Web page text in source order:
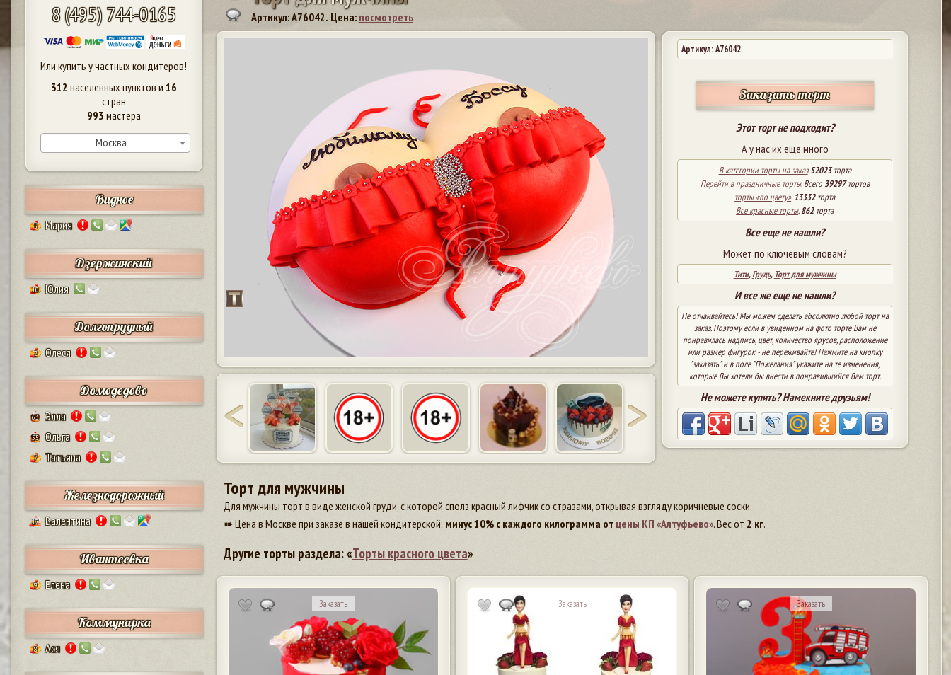
8 (495) 744-0165
Или купить у частных кондитеров!
312 населенных пунктов и 16
стран
993 мастера
Москва
Видное
5 Мария
Дзержинский
10 Юлия
Долгопрудный
2 Олеся
Домодедово
63 Элла
55 Ольга
7 Татьяна
Железнодорожный
17 Валентина
Ивантеевка
9 Елена
Коммунарка
8 Ася
Артикул: A76042. Цена: посмотреть
Артикул: A76042.
Заказать торт
Этот торт не подходит?
А у нас их еще много
В категории торты на заказ 52023торта
Перейти в праздничные торты. Всего 39297тортов
торты «по цвету».13332торта
Все красные торты.862торта
Все еще не нашли?
Может по ключевым словам?
Тити,Грудь, Торт для мужчины
И все же еще не нашли?
Не отчаивайтесь! Мы можем сделать абсолютно любой торт на
заказ. Поэтому если в увиденном на фото торте Вам не
понравилась надпись, цвет, количество ярусов, расположение
или размер фигурок - не переживайте! Нажмите на кнопку
"заказать" и в поле "Пожелания" укажите на те изменения,
которые Вы хотели бы внести в понравившийся Вам торт.
Не можете купить? Намекните друзьям!
Торт для мужчины
Для мужчины торт в виде женской груди, с которой сполз красный лифчик со стразами, открывая взгляду коричневые соски.
➠ Цена в Москве при заказе в нашей кондитерской: минус 10% с каждого килограмма от цены КП «Алтуфьево». Вес от 2 кг.
Другие торты раздела: «Торты красного цвета»
Заказать Заказать Заказать